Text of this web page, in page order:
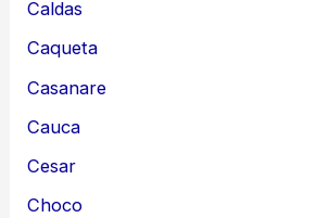
Caldas
Caqueta
Casanare
Cauca
Cesar
Choco